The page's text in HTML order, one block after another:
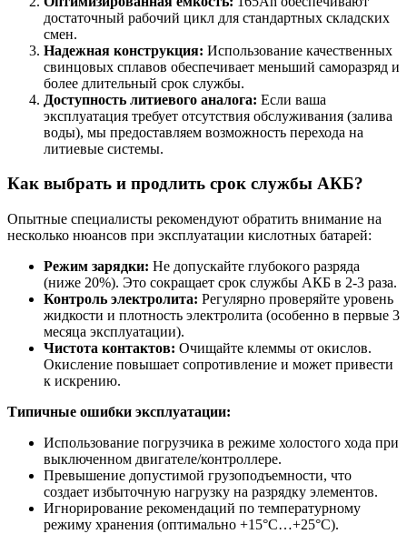
достаточный рабочий цикл для стандартных складских
смен.
Надежная конструкция: Использование качественных
свинцовых сплавов обеспечивает меньший саморазряд и
более длительный срок службы.
Доступность литиевого аналога: Если ваша
эксплуатация требует отсутствия обслуживания (залива
воды), мы предоставляем возможность перехода на
литиевые системы.
Как выбрать и продлить срок службы АКБ?
Опытные специалисты рекомендуют обратить внимание на
несколько нюансов при эксплуатации кислотных батарей:
Режим зарядки: Не допускайте глубокого разряда
(ниже 20%). Это сокращает срок службы АКБ в 2-3 раза.
Контроль электролита: Регулярно проверяйте уровень
жидкости и плотность электролита (особенно в первые 3
месяца эксплуатации).
Чистота контактов: Очищайте клеммы от окислов.
Окисление повышает сопротивление и может привести
к искрению.
Типичные ошибки эксплуатации:
Использование погрузчика в режиме холостого хода при
выключенном двигателе/контроллере.
Превышение допустимой грузоподъемности, что
создает избыточную нагрузку на разрядку элементов.
Игнорирование рекомендаций по температурному
режиму хранения (оптимально +15°C…+25°C).